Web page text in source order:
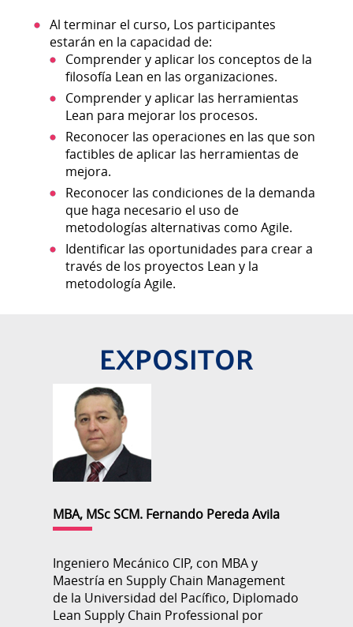
Al terminar el curso, Los participantes
estarán en la capacidad de:
Comprender y aplicar los conceptos de la
filosofía Lean en las organizaciones.
Comprender y aplicar las herramientas
Lean para mejorar los procesos.
Reconocer las operaciones en las que son
factibles de aplicar las herramientas de
mejora.
Reconocer las condiciones de la demanda
que haga necesario el uso de
metodologías alternativas como Agile.
Identificar las oportunidades para crear a
través de los proyectos Lean y la
metodología Agile.
EXPOSITOR
MBA, MSc SCM. Fernando Pereda Avila
Ingeniero Mecánico CIP, con MBA y
Maestría en Supply Chain Management
de la Universidad del Pacífico, Diplomado
Lean Supply Chain Professional por